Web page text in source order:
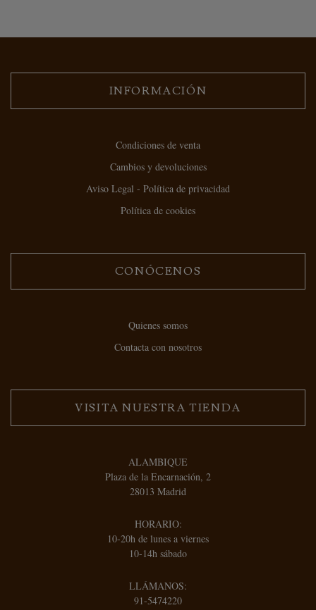
INFORMACIÓN
Condiciones de venta
Cambios y devoluciones
Aviso Legal - Política de privacidad
Política de cookies
CONÓCENOS
Quienes somos
Contacta con nosotros
VISITA NUESTRA TIENDA
ALAMBIQUE
Plaza de la Encarnación, 2
28013 Madrid
HORARIO:
10-20h de lunes a viernes
10-14h sábado
LLÁMANOS:
91-5474220